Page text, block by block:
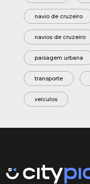
navio de cruzeiro
navios de cruzeiro
paisagem urbana
transporte
veículos